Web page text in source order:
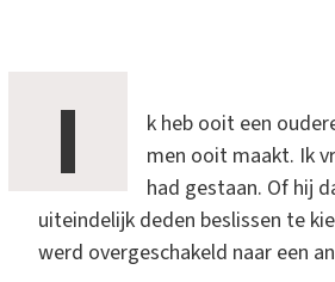
I
k heb ooit een
men ooit maakt. Ik
had gestaan. Of hij
uiteindelijk deden beslissen te
werd overgeschakeld naar een